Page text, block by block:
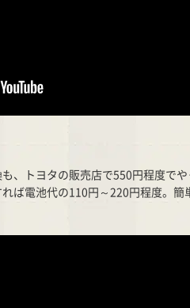
、トヨタの販売店で550円程度で
ば電池代の110円～220円程度。簡